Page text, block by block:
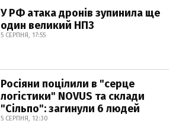
У РФ атака дронів зупинила ще
один великий НПЗ
5 СЕРПНЯ, 17:55
Росіяни поцілили в "серце
логістики" NOVUS та склади
"Сільпо": загинули 6 людей
5 СЕРПНЯ, 12:30